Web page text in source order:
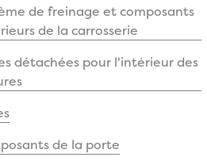
de freinage et composants
de la carrosserie
détachées pour l'intérieur des
de la porte